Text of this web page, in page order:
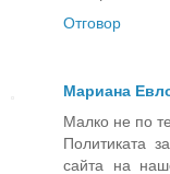
Отговор
Мариана
Малко не по
Политиката
сайта на